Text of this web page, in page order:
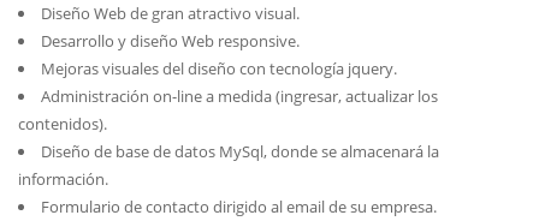
Diseño Web de gran atractivo visual.
Desarrollo y diseño Web responsive.
Mejoras visuales del diseño con tecnología jquery.
Administración on-line a medida (ingresar, actualizar los
contenidos).
Diseño de base de datos MySql, donde se almacenará la
información.
Formulario de contacto dirigido al email de su empresa.